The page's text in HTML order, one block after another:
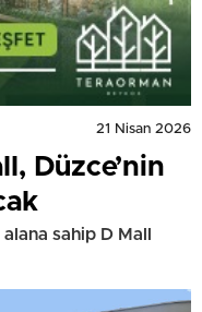
21 Nisan 2026
Düzce’nin
sahip D Mall